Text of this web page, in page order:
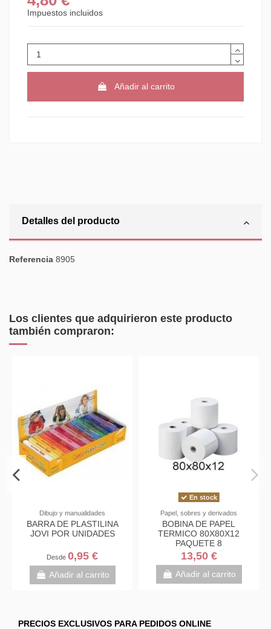
Impuestos incluidos
Añadir al carrito
Detalles del producto
Referencia 8905
Los clientes que adquirieron este producto
también compraron:
Dibujo y manualidades
BARRA DE PLASTILINA
JOVI POR UNIDADES
Desde 0,95 €
Añadir al carrito
En stock
Papel, sobres y derivados
BOBINA DE PAPEL
TERMICO 80X80X12
PAQUETE 8
13,50 €
Añadir al carrito
PRECIOS EXCLUSIVOS PARA PEDIDOS ONLINE